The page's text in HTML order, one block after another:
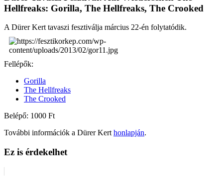
Hellfreaks: Gorilla, The Hellfreaks, The Crooked
A Dürer Kert tavaszi fesztiválja március 22-én folytatódik.
Fellépők:
Gorilla
The Hellfreaks
The Crooked
Belépő: 1000 Ft
További információk a Dürer Kerthonlapján.
Ez is érdekelhet